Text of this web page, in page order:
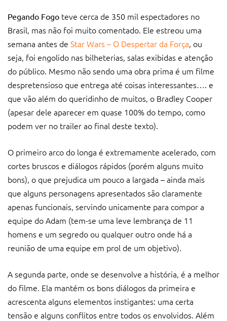
Pegando Fogo teve cerca de 350 mil espectadores no
Brasil, mas não foi muito comentado. Ele estreou uma
semana antes de Star Wars – O Despertar da Força, ou
seja, foi engolido nas bilheterias, salas exibidas e atenção
do público. Mesmo não sendo uma obra prima é um filme
despretensioso que entrega até coisas interessantes…. e
que vão além do queridinho de muitos, o Bradley Cooper
(apesar dele aparecer em quase 100% do tempo, como
podem ver no trailer ao final deste texto).
O primeiro arco do longa é extremamente acelerado, com
cortes bruscos e diálogos rápidos (porém alguns muito
bons), o que prejudica um pouco a largada – ainda mais
que alguns personagens apresentados são claramente
apenas funcionais, servindo unicamente para compor a
equipe do Adam (tem-se uma leve lembrança de 11
homens e um segredo ou qualquer outro onde há a
reunião de uma equipe em prol de um objetivo).
A segunda parte, onde se desenvolve a história, é a melhor
do filme. Ela mantém os bons diálogos da primeira e
acrescenta alguns elementos instigantes: uma certa
tensão e alguns conflitos entre todos os envolvidos. Além